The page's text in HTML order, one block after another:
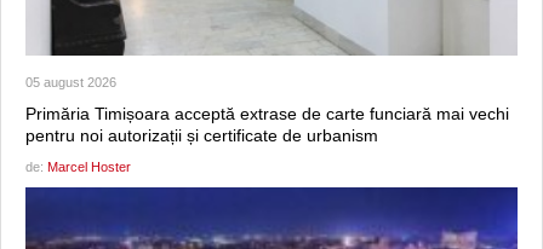
05 august 2026
Primăria Timișoara acceptă extrase de carte funciară mai vechi
pentru noi autorizații și certificate de urbanism
de: Marcel Hoster